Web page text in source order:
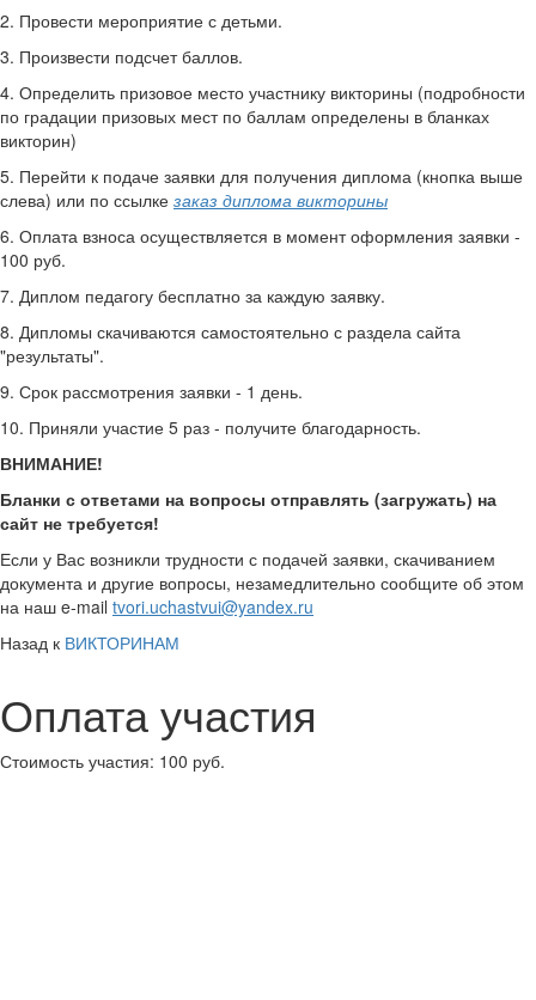
2. Провести мероприятие с детьми.
3. Произвести подсчет баллов.
4. Определить призовое место участнику викторины (подробности
по градации призовых мест по баллам определены в бланках
викторин)
5. Перейти к подаче заявки для получения диплома (кнопка выше
слева) или по ссылке заказ диплома викторины
6. Оплата взноса осуществляется в момент оформления заявки -
100 руб.
7. Диплом педагогу бесплатно за каждую заявку.
8. Дипломы скачиваются самостоятельно с раздела сайта
"результаты".
9. Срок рассмотрения заявки - 1 день.
10. Приняли участие 5 раз - получите благодарность.
ВНИМАНИЕ!
Бланки с ответами на вопросы отправлять (загружать) на
сайт не требуется!
Если у Вас возникли трудности с подачей заявки, скачиванием
документа и другие вопросы, незамедлительно сообщите об этом
на наш e-mail tvori.uchastvui@yandex.ru
Назад к ВИКТОРИНАМ
Оплата участия
Стоимость участия: 100 руб.